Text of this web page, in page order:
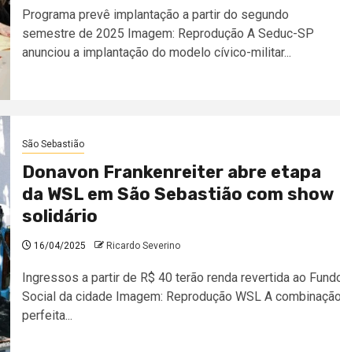
Programa prevê implantação a partir do segundo
semestre de 2025 Imagem: Reprodução A Seduc-SP
anunciou a implantação do modelo cívico-militar...
São Sebastião
Donavon Frankenreiter abre etapa
da WSL em São Sebastião com show
solidário
16/04/2025 Ricardo Severino
Ingressos a partir de R$ 40 terão renda revertida ao
Social da cidade Imagem: Reprodução WSL A
perfeita...